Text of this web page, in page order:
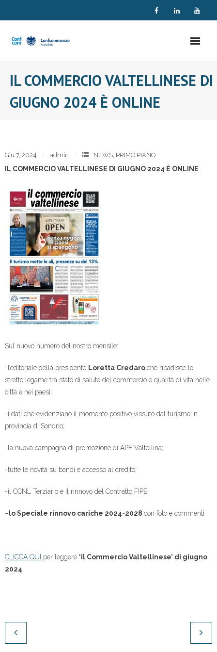
IL COMMERCIO VALTELLINESE DI
GIUGNO 2024 È ONLINE
Giu 7, 2024 admin NEWS, PRIMO PIANO
IL COMMERCIO VALTELLINESE DI GIUGNO 2024 È ONLINE
Sul nuovo numero del nostro mensile:
-l’editoriale della presidente Loretta Credaroche ribadisce lo
stretto legame tra stato di salute del commercio e qualità di vita nelle
città e nei paesi;
-i dati che evidenziano il momento positivo vissuto dal turismo in
provincia di Sondrio;
-la nuova campagna di promozione di APF Valtellina;
-tutte le novità su bandi e accesso al credito;
-il CCNL Terziario e il rinnovo del Contratto FIPE;
– lo Speciale rinnovo cariche 2024-2028 con foto e commenti.
CLICCA QUI per leggere ‘il Commercio Valtellinese’ di giugno
2024